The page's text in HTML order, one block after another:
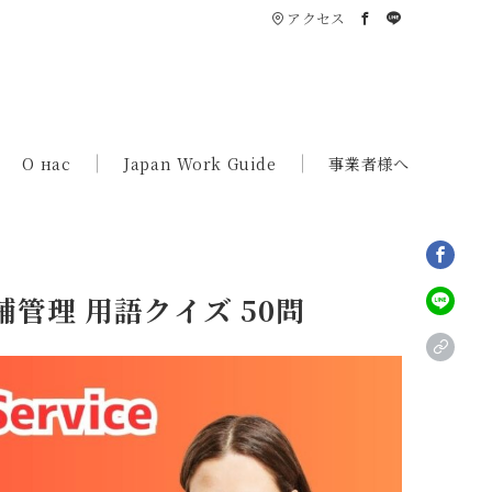
アクセス
О нас Japan Work Guide 事業者様へ
管理 用語クイズ 50問